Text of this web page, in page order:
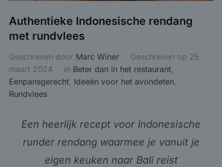
Authentieke Indonesische rendang
met rundvlees
Geschreven door Marc Winer Geschreven op 25
maart 2024
in Beter dan in het restaurant,
Eenpansgerecht, Ideeën voor het avondeten,
Rundvlees
Een heerlijk recept voor Indonesische
runder rendang waarmee je vanuit je
eigen keuken naar Bali reist